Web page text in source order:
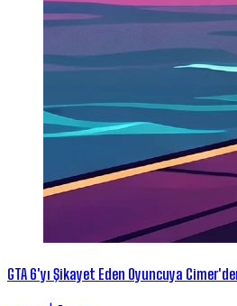
GTA 6'yı Şikayet Eden Oyuncuya